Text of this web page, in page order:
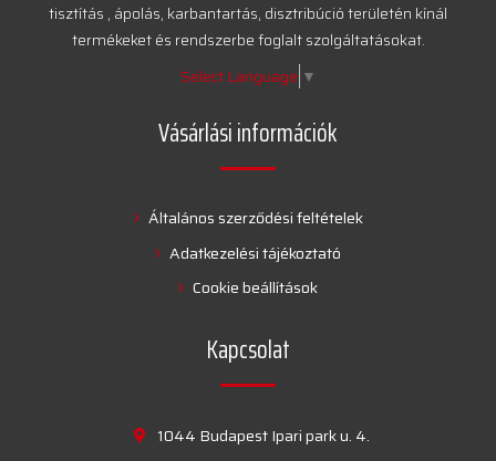
tisztítás , ápolás, karbantartás, disztribúció területén kínál
termékeket és rendszerbe foglalt szolgáltatásokat.
Select Language ▼
Vásárlási információk
Általános szerződési feltételek
Adatkezelési tájékoztató
Cookie beállítások
Kapcsolat
1044 Budapest Ipari park u. 4.